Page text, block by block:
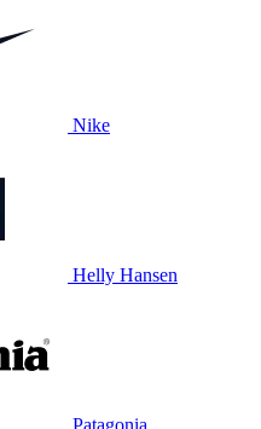
Nike
Helly Hansen
Patagonia